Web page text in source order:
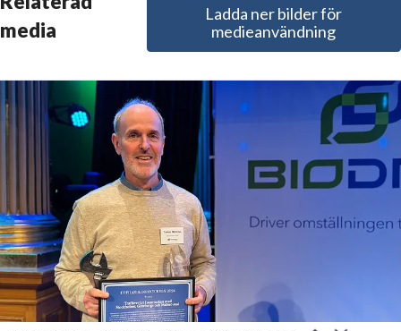
andreas.olsson@biodrivost.se
media
Ladda ner bilder för
medieanvändning